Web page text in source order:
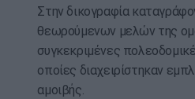
Στην δικογραφία
θεωρούμενων μελών της
συγκεκριμένες
οποίες διαχειρίστηκαν
αμοιβής.